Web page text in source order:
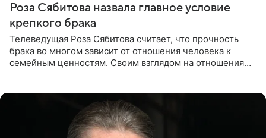
Роза Сябитова назвала главное условие
крепкого брака
Телеведущая Роза Сябитова считает, что прочность
брака во многом зависит от отношения человека к
семейным ценностям. Своим взглядом на отношения